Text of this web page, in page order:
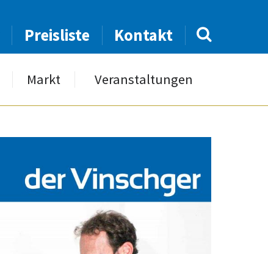
Preisliste Kontakt
Markt Veranstaltungen